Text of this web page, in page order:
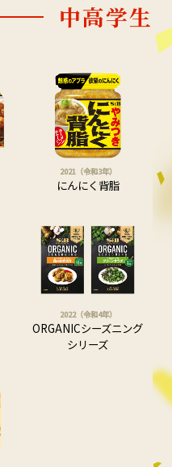
中高学生
2021（令和3年）
にんにく背脂
2022（令和4年）
ORGANICシーズニング
シリーズ